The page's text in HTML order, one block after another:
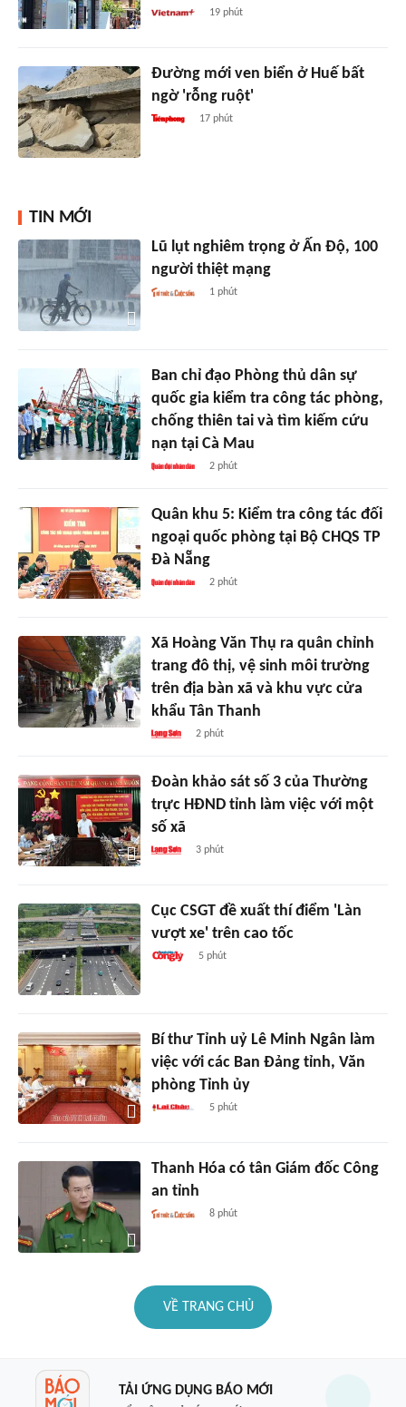
19 phút
Đường mới ven biển ở Huế bất
ngờ 'rỗng ruột'
17 phút
TIN MỚI
Lũ lụt nghiêm trọng ở Ấn Độ, 100
người thiệt mạng
1 phút
Ban chỉ đạo Phòng thủ dân sự
quốc gia kiểm tra công tác phòng,
chống thiên tai và tìm kiếm cứu
nạn tại Cà Mau
2 phút
Quân khu 5: Kiểm tra công tác đối
ngoại quốc phòng tại Bộ CHQS TP
Đà Nẵng
2 phút
Xã Hoàng Văn Thụ ra quân chỉnh
trang đô thị, vệ sinh môi trường
trên địa bàn xã và khu vực cửa
khẩu Tân Thanh
2 phút
Đoàn khảo sát số 3 của Thường
trực HĐND tỉnh làm việc với một
số xã
3 phút
Cục CSGT đề xuất thí điểm 'Làn
vượt xe' trên cao tốc
5 phút
Bí thư Tỉnh uỷ Lê Minh Ngân làm
việc với các Ban Đảng tỉnh, Văn
phòng Tỉnh ủy
5 phút
Thanh Hóa có tân Giám đốc Công
an tỉnh
8 phút
VỀ TRANG CHỦ
TẢI ỨNG DỤNG BÁO MỚI